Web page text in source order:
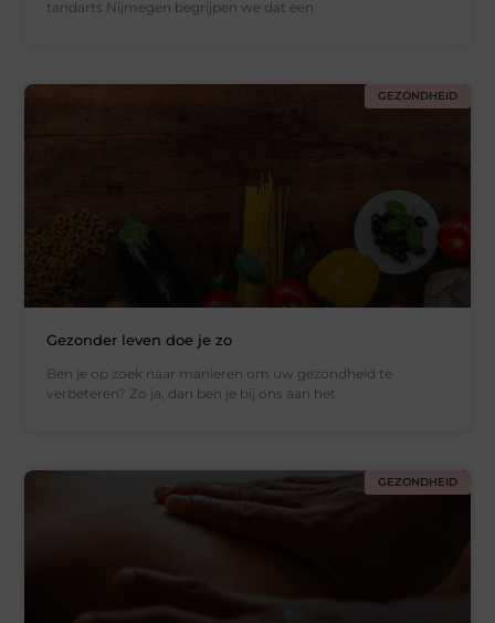
tandarts Nijmegen begrijpen we dat een
GEZONDHEID
Gezonder leven doe je zo
Ben je op zoek naar manieren om uw gezondheid te
verbeteren? Zo ja, dan ben je bij ons aan het
GEZONDHEID